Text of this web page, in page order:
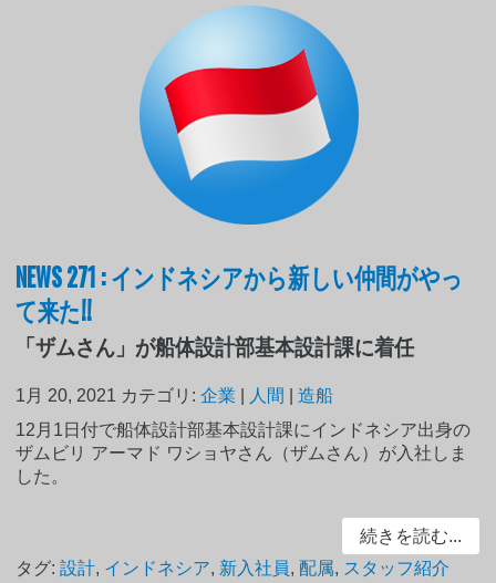
NEWS 271 : インドネシアから新しい仲間がやっ
て来た!!
「ザムさん」が船体設計部基本設計課に着任
1月 20, 2021 カテゴリ:企業 人間 |造船
12月1日付で船体設計部基本設計課にインドネシア出身の
ザムビリ アーマド ワショヤさん（ザムさん）が入社しま
した。
続きを読む...
タグ:設計, インドネシア, 新入社員, 配属, スタッフ紹介